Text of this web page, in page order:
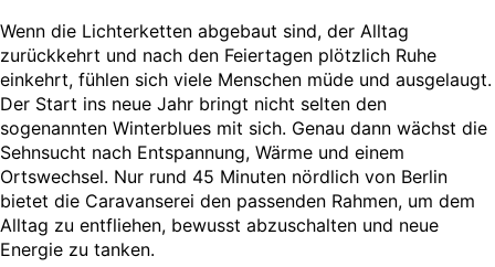
Wenn die Lichterketten abgebaut sind, der Alltag
zurückkehrt und nach den Feiertagen plötzlich Ruhe
einkehrt, fühlen sich viele Menschen müde und ausgelaugt.
Der Start ins neue Jahr bringt nicht selten den
sogenannten Winterblues mit sich. Genau dann wächst die
Sehnsucht nach Entspannung, Wärme und einem
Ortswechsel. Nur rund 45 Minuten nördlich von Berlin
bietet die Caravanserei den passenden Rahmen, um dem
Alltag zu entfliehen, bewusst abzuschalten und neue
Energie zu tanken.